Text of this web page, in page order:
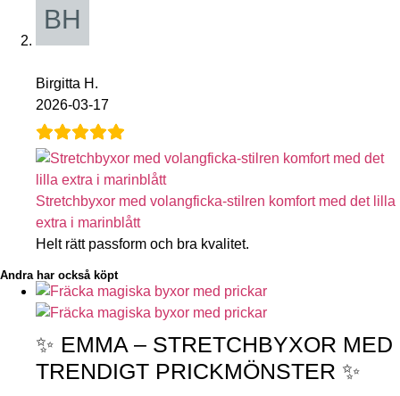
Birgitta H.
2026-03-17
Stretchbyxor med volangficka-stilren komfort med det lilla
extra i marinblått
Helt rätt passform och bra kvalitet.
Andra har också köpt
✨ EMMA – STRETCHBYXOR MED
TRENDIGT PRICKMÖNSTER ✨